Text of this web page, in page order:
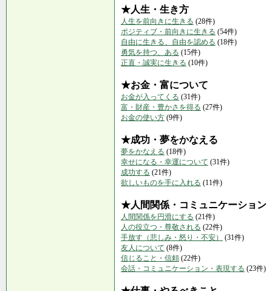
★人生・生き方
人生を前向きに生きる (28件)
ポジティブ・前向きに生きる (54件)
自由に生きる、自由を認める (18件)
勇気を持つ、ある (15件)
正直・誠実に生きる (10件)
★お金・富について
お金が入ってくる (31件)
富・財産・豊かさを得る (27件)
お金の使い方 (9件)
★成功・夢をかなえる
夢をかなえる (18件)
幸せになる・幸運について (31件)
成功する (21件)
欲しいものを手に入れる (11件)
★人間関係・コミュニケーション
人間関係を円滑にする (21件)
人の役立つ・尊敬される (22件)
手放す（悲しみ・怒り・不安）
(31件)
友人について (8件)
信じること・信頼 (22件)
会話・コミュニケーション・表現する (23件)